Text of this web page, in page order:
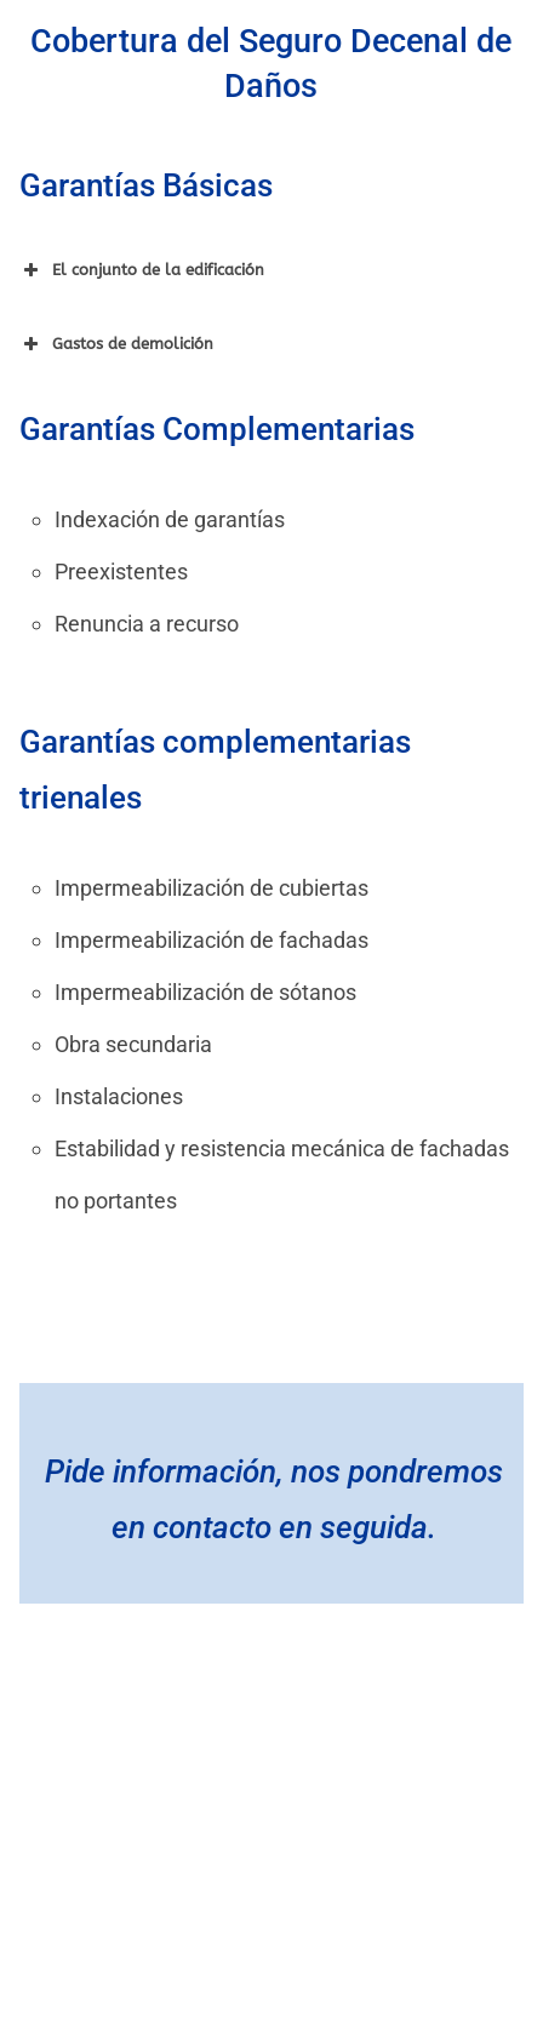
Cobertura del Seguro Decenal de
Daños
Garantías Básicas
El conjunto de la edificación
Gastos de demolición
Garantías Complementarias
Indexación de garantías
Preexistentes
Renuncia a recurso
Garantías complementarias
trienales
Impermeabilización de cubiertas
Impermeabilización de fachadas
Impermeabilización de sótanos
Obra secundaria
Instalaciones
Estabilidad y resistencia mecánica de fachadas
no portantes
Pide información, nos pondremos
en contacto en seguida.